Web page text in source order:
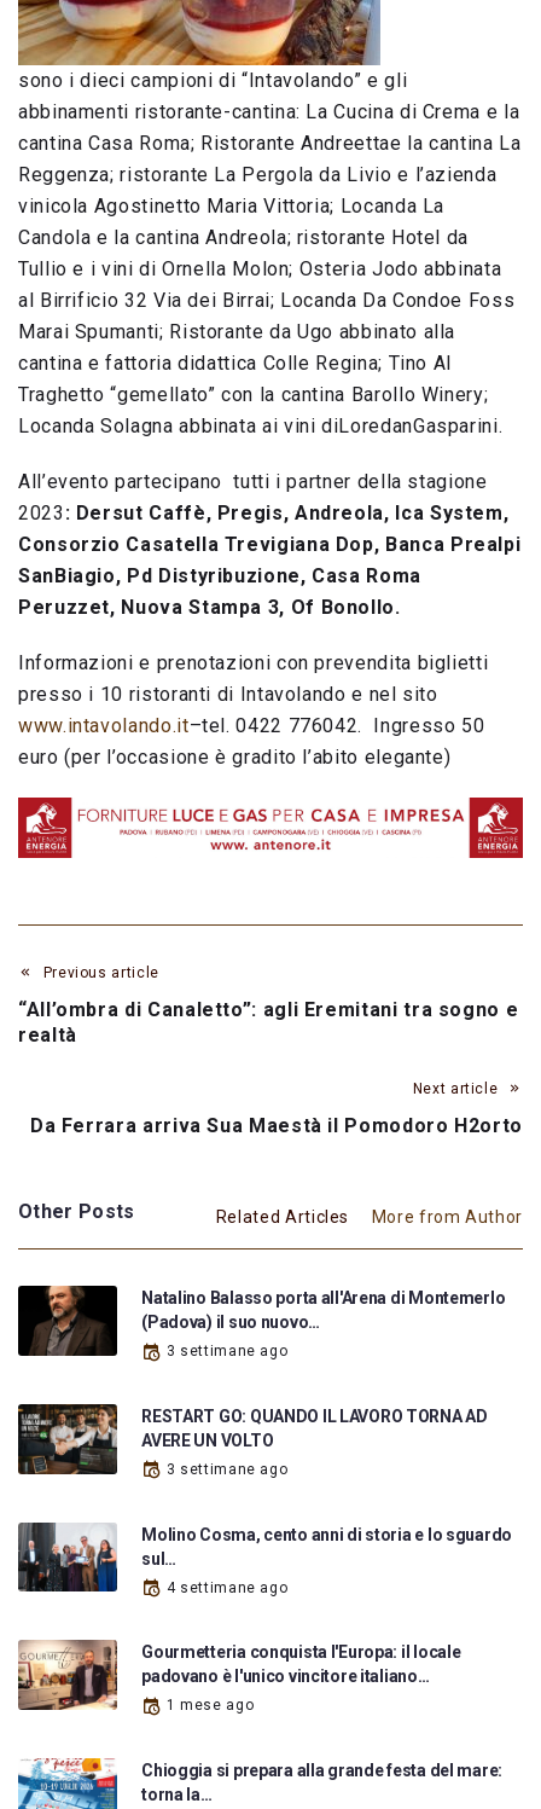
sono i dieci campioni di “Intavolando” e gli
abbinamenti ristorante-cantina: La Cucina di Crema e la
cantina Casa Roma; Ristorante Andreettae la cantina La
Reggenza; ristorante La Pergola da Livio e l’azienda
vinicola Agostinetto Maria Vittoria; Locanda La
Candola e la cantina Andreola; ristorante Hotel da
Tullio e i vini di Ornella Molon; Osteria Jodo abbinata
al Birrificio 32 Via dei Birrai; Locanda Da Condoe Foss
Marai Spumanti; Ristorante da Ugo abbinato alla
cantina e fattoria didattica Colle Regina; Tino Al
Traghetto “gemellato” con la cantina Barollo Winery;
Locanda Solagna abbinata ai vini diLoredanGasparini.
All’evento partecipano tutti i partner della stagione
2023 : Dersut Caffè, Pregis, Andreola, Ica System,
Consorzio Casatella Trevigiana Dop, Banca Prealpi
SanBiagio, Pd Distyribuzione, Casa Roma
Peruzzet, Nuova Stampa 3, Of Bonollo.
Informazioni e prenotazioni con prevendita biglietti
presso i 10 ristoranti di Intavolando e nel sito
www.intavolando.it–tel. 0422 776042. Ingresso 50
euro (per l’occasione è gradito l’abito elegante)
Previous article
“All’ombra di Canaletto”: agli Eremitani tra sogno e
realtà
Next article
Da Ferrara arriva Sua Maestà il Pomodoro H2orto
Other Posts Related Articles More from Author
Natalino Balasso porta all'Arena di Montemerlo
(Padova) il suo nuovo…
3 settimane ago
RESTART GO: QUANDO IL LAVORO TORNA AD
AVERE UN VOLTO
3 settimane ago
Molino Cosma, cento anni di storia e lo sguardo
sul…
4 settimane ago
Gourmetteria conquista l'Europa: il locale
padovano è l'unico vincitore italiano…
1 mese ago
Chioggia si prepara alla grande festa del mare:
torna la…